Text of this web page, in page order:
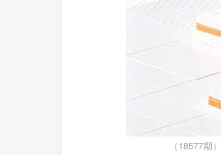
（18577